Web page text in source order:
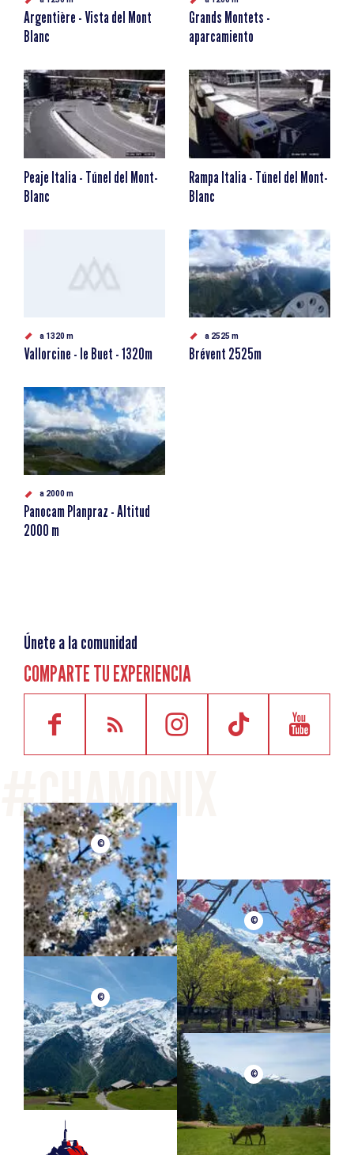
Argentière - Vista del Mont
Blanc
Grands Montets -
aparcamiento
Peaje Italia - Túnel del Mont-
Blanc
Rampa Italia - Túnel del Mont-
Blanc
a 1320 m
Vallorcine - le Buet - 1320m
a 2525 m
Brévent 2525m
a 2000 m
Panocam Planpraz - Altitud
2000 m
Únete a la comunidad
COMPARTE TU EXPERIENCIA
©
©
©
©